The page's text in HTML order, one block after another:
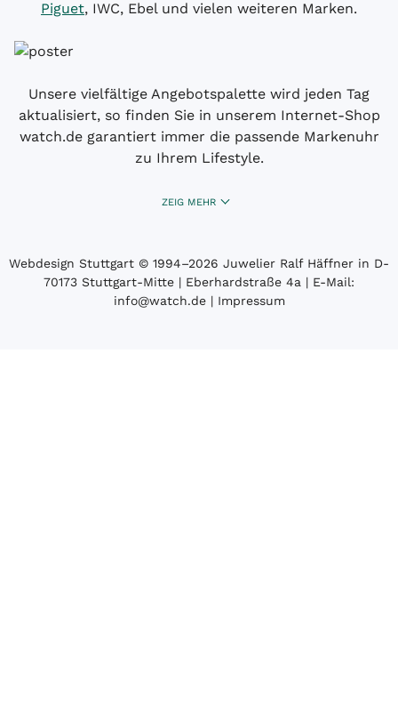
Piguet, IWC, Ebel und vielen weiteren Marken.
Unsere vielfältige Angebotspalette wird jeden Tag
aktualisiert, so finden Sie in unserem Internet-Shop
watch.de garantiert immer die passende Markenuhr
zu Ihrem Lifestyle.
ZEIG MEHR
Webdesign Stuttgart © 1994­–2026 Juwelier Ralf Häffner in D-
70173 Stuttgart-Mitte | Eberhardstraße 4a | E-Mail:
info@watch.de|Impressum